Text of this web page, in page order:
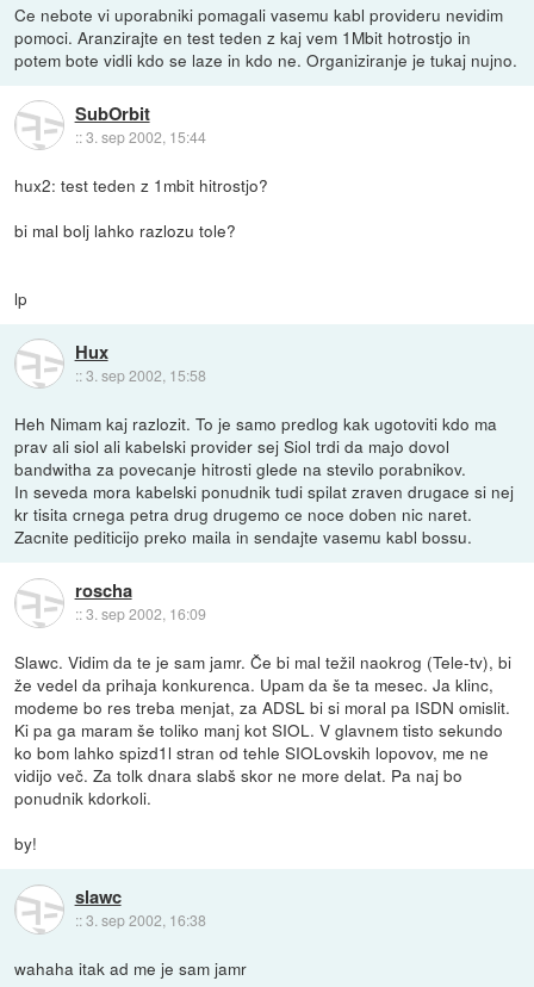
Ce nebote vi uporabniki pomagali vasemu kabl provideru nevidim
pomoci. Aranzirajte en test teden z kaj vem 1Mbit hotrostjo in
potem bote vidli kdo se laze in kdo ne. Organiziranje je tukaj nujno.
SubOrbit
::3. sep 2002, 15:44
hux2: test teden z 1mbit hitrostjo?
bi mal bolj lahko razlozu tole?
lp
Hux
::3. sep 2002, 15:58
Heh Nimam kaj razlozit. To je samo predlog kak ugotoviti kdo ma
prav ali siol ali kabelski provider sej Siol trdi da majo dovol
bandwitha za povecanje hitrosti glede na stevilo porabnikov.
In seveda mora kabelski ponudnik tudi spilat zraven drugace si nej
kr tisita crnega petra drug drugemo ce noce doben nic naret.
Zacnite pediticijo preko maila in sendajte vasemu kabl bossu.
roscha
::3. sep 2002, 16:09
Slawc. Vidim da te je sam jamr. Če bi mal težil naokrog (Tele-tv), bi
že vedel da prihaja konkurenca. Upam da še ta mesec. Ja klinc,
modeme bo res treba menjat, za ADSL bi si moral pa ISDN omislit.
Ki pa ga maram še toliko manj kot SIOL. V glavnem tisto sekundo
ko bom lahko spizd1l stran od tehle SIOLovskih lopovov, me ne
vidijo več. Za tolk dnara slabš skor ne more delat. Pa naj bo
ponudnik kdorkoli.
by!
slawc
::3. sep 2002, 16:38
wahaha itak ad me je sam jamr